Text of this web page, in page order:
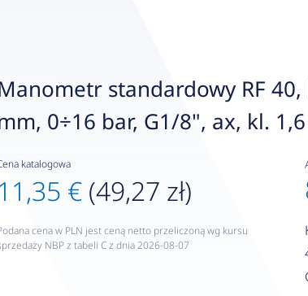
OEM
Kadra Zarządzająca
Zgłoś naruszenie
standardowy RF
0÷16 bar, G1/8", ax, kl. 1,6
katalogowa
11,35 € (49,27 zł)
cena w PLN jest ceną netto przeliczoną wg kursu
NBP z tabeli C z dnia 2026-08-07